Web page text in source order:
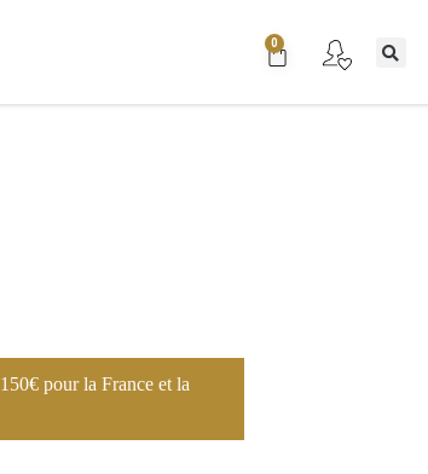
0
pour la France et la